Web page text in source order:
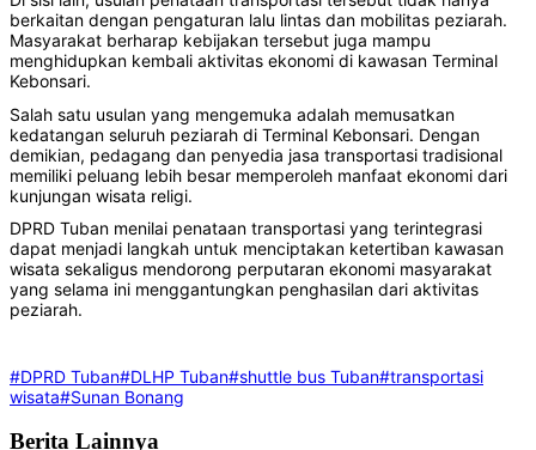
berkaitan dengan pengaturan lalu lintas dan mobilitas peziarah.
Masyarakat berharap kebijakan tersebut juga mampu
menghidupkan kembali aktivitas ekonomi di kawasan Terminal
Kebonsari.
Salah satu usulan yang mengemuka adalah memusatkan
kedatangan seluruh peziarah di Terminal Kebonsari. Dengan
demikian, pedagang dan penyedia jasa transportasi tradisional
memiliki peluang lebih besar memperoleh manfaat ekonomi dari
kunjungan wisata religi.
DPRD Tuban menilai penataan transportasi yang terintegrasi
dapat menjadi langkah untuk menciptakan ketertiban kawasan
wisata sekaligus mendorong perputaran ekonomi masyarakat
yang selama ini menggantungkan penghasilan dari aktivitas
peziarah.
#DPRD Tuban#DLHP Tuban#shuttle bus Tuban#transportasi
wisata#Sunan Bonang
Berita Lainnya